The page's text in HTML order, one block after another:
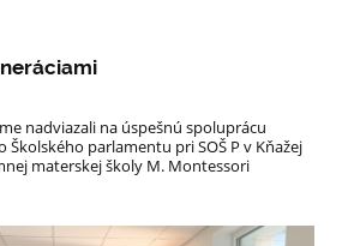
nadviazali na úspešnú spoluprácu
Školského parlamentu pri SOŠ P v Kňažej
materskej školy M. Montessori